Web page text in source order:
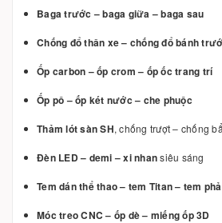
Baga trước – baga giữa – baga sau
Chống đổ thân xe – chống đổ bánh
Ốp carbon – ốp crom – ốp ốc trang trí
Ốp pô – ốp két nước – che phuộc
Thảm lót sàn SH, chống trượt – chống
Đèn LED – demi – xi nhansiêu sáng
Tem dán thể thao – tem Titan – tem
Móc treo CNC – ốp dè – miếng ốp 3D